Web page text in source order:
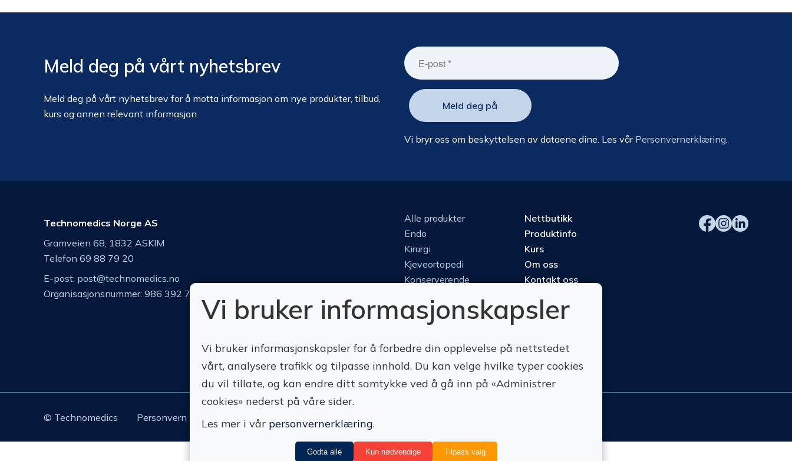
Meld deg på vårt nyhetsbrev
Meld deg på vårt nyhetsbrev for å motta informasjon om nye produkter, tilbud,
kurs og annen relevant informasjon.
Vi bryr oss om beskyttelsen av dataene dine. Les vår Personvernerklæring.
Technomedics Norge AS
Gramveien 68, 1832 ASKIM
Telefon 69 88 79 20
E-post: post@technomedics.no
Organisasjonsnummer: 986 392 742
Alle produkter
Endo
Kirurgi
Kjeveortopedi
Konserverende
Perio
Protetikk
Nettbutikk
Produktinfo
Kurs
Om oss
Kontakt oss
© Technomedics Personvern Nedlastinger Retur
Vi bruker informasjonskapsler
Vi bruker informasjonskapsler for å forbedre din opplevelse på nettstedet
vårt, analysere trafikk og tilpasse innhold. Du kan velge hvilke typer cookies
du vil tillate, og kan endre ditt samtykke ved å gå inn på «Administrer
cookies» nederst på våre sider.
Les mer i vår personvernerklæring.
Godta alle Kun nødvendige Tilpass valg